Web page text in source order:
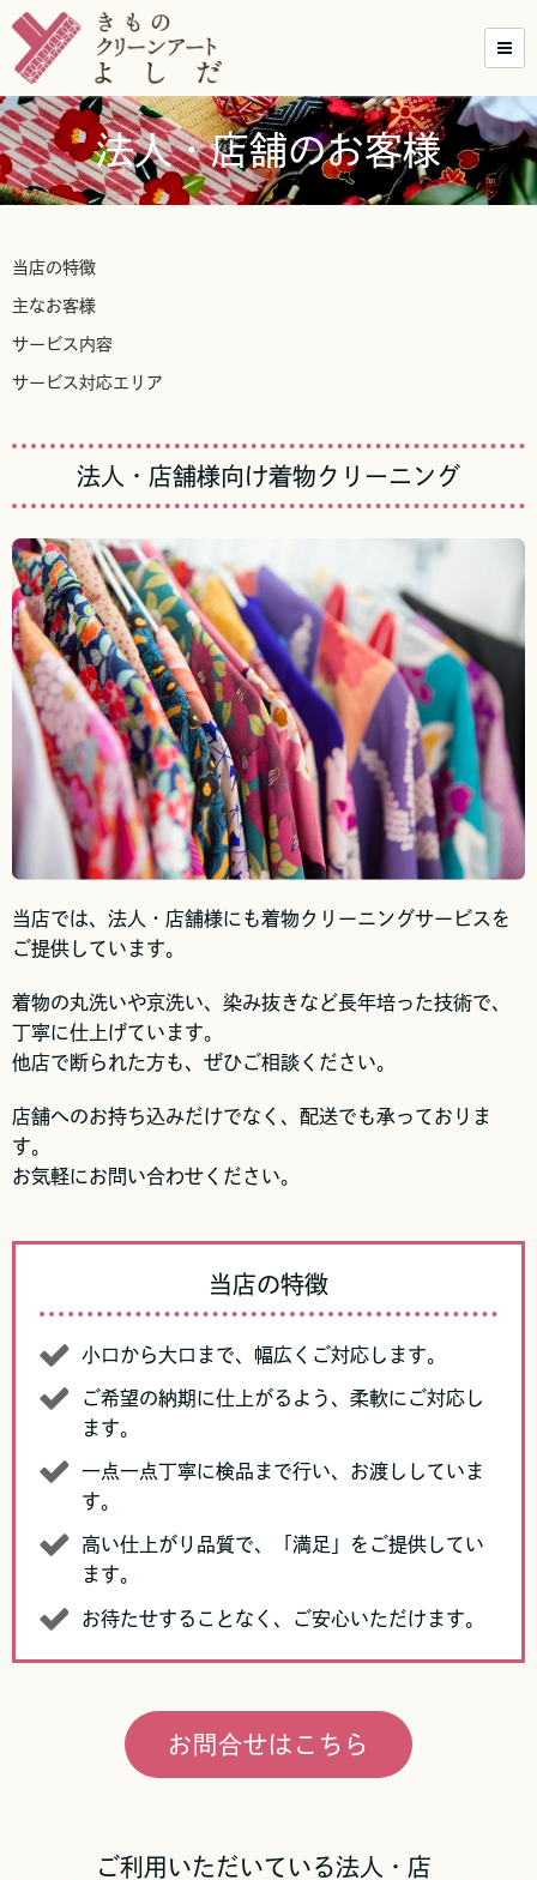
法人・店舗のお客様
当店の特徴
主なお客様
サービス内容
サービス対応エリア
法人・店舗様向け着物クリーニング
当店では、法人・店舗様にも着物クリーニングサービスを
ご提供しています。
着物の丸洗いや京洗い、染み抜きなど長年培った技術で、
丁寧に仕上げています。
他店で断られた方も、ぜひご相談ください。
店舗へのお持ち込みだけでなく、配送でも承っておりま
す。
お気軽にお問い合わせください。
当店の特徴
小口から大口まで、幅広くご対応します。
ご希望の納期に仕上がるよう、柔軟にご対応し
ます。
一点一点丁寧に検品まで行い、お渡ししていま
す。
高い仕上がり品質で、「満足」をご提供してい
ます。
お待たせすることなく、ご安心いただけます。
お問合せはこちら
ご利用いただいている法人・店